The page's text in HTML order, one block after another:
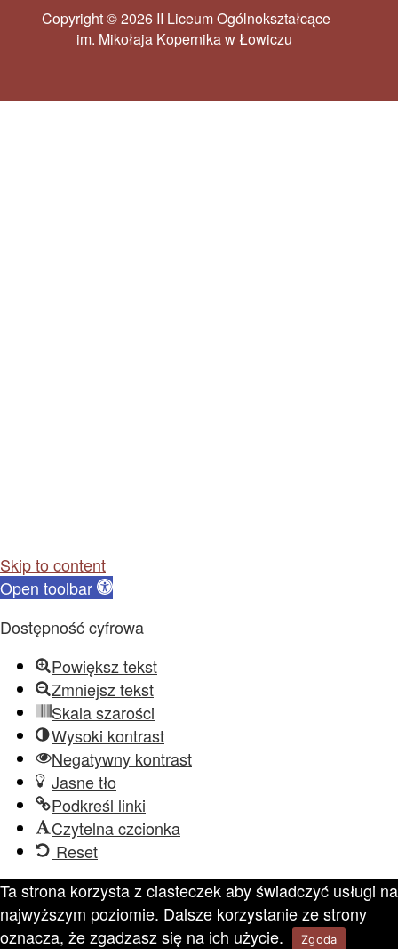
Copyright © 2026 II Liceum Ogólnokształcące
im. Mikołaja Kopernika w Łowiczu
Skip to content
Open toolbar
Dostępność cyfrowa
Powiększ tekst
Zmniejsz tekst
Skala szarości
Wysoki kontrast
Negatywny kontrast
Jasne tło
Podkreśl linki
Czytelna czcionka
Reset
Ta strona korzysta z ciasteczek aby świadczyć usługi na
najwyższym poziomie. Dalsze korzystanie ze strony
oznacza, że zgadzasz się na ich użycie.
Zgoda